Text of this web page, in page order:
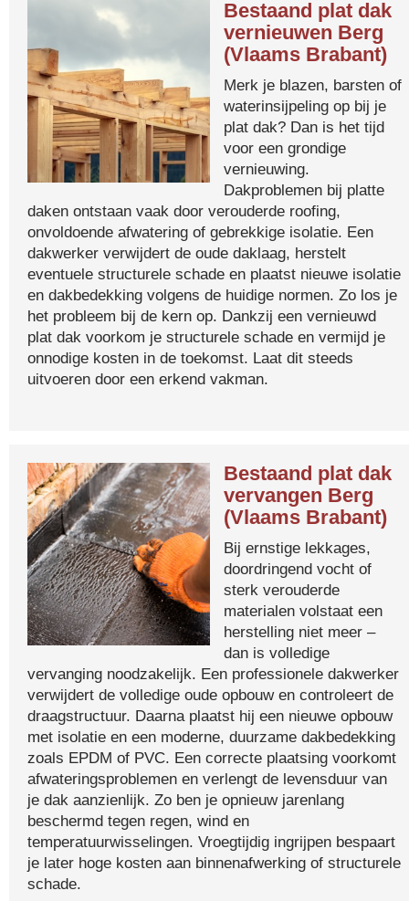
Bestaand plat dak
vernieuwen Berg
(Vlaams Brabant)
Merk je blazen, barsten of
waterinsijpeling op bij je
plat dak? Dan is het tijd
voor een grondige
vernieuwing.
Dakproblemen bij platte
daken ontstaan vaak door verouderde roofing,
onvoldoende afwatering of gebrekkige isolatie. Een
dakwerker verwijdert de oude daklaag, herstelt
eventuele structurele schade en plaatst nieuwe isolatie
en dakbedekking volgens de huidige normen. Zo los je
het probleem bij de kern op. Dankzij een vernieuwd
plat dak voorkom je structurele schade en vermijd je
onnodige kosten in de toekomst. Laat dit steeds
uitvoeren door een erkend vakman.
Bestaand plat dak
vervangen Berg
(Vlaams Brabant)
Bij ernstige lekkages,
doordringend vocht of
sterk verouderde
materialen volstaat een
herstelling niet meer –
dan is volledige
vervanging noodzakelijk. Een professionele dakwerker
verwijdert de volledige oude opbouw en controleert de
draagstructuur. Daarna plaatst hij een nieuwe opbouw
met isolatie en een moderne, duurzame dakbedekking
zoals EPDM of PVC. Een correcte plaatsing voorkomt
afwateringsproblemen en verlengt de levensduur van
je dak aanzienlijk. Zo ben je opnieuw jarenlang
beschermd tegen regen, wind en
temperatuurwisselingen. Vroegtijdig ingrijpen bespaart
je later hoge kosten aan binnenafwerking of structurele
schade.